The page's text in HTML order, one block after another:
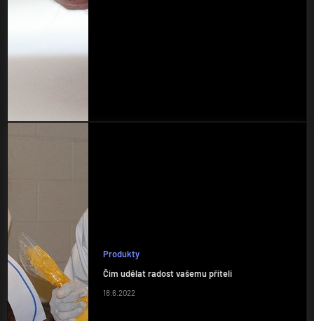
Produkty
Čím udělat radost vašemu příteli
18.6.2022